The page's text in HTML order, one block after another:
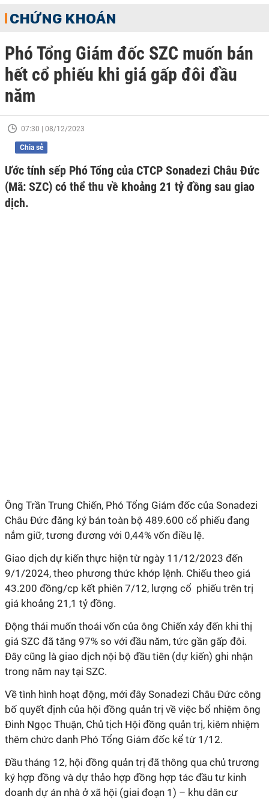
CHỨNG KHOÁN
Phó Tổng Giám đốc SZC muốn bán
hết cổ phiếu khi giá gấp đôi đầu
năm
07:30 | 08/12/2023
Chia sẻ
Ước tính sếp Phó Tổng của CTCP Sonadezi Châu Đức
(Mã: SZC) có thể thu về khoảng 21 tỷ đồng sau giao
dịch.
Ông Trần Trung Chiến, Phó Tổng Giám đốc của Sonadezi
Châu Đức đăng ký bán toàn bộ 489.600 cổ phiếu đang
nắm giữ, tương đương với 0,44% vốn điều lệ.
Giao dịch dự kiến thực hiện từ ngày 11/12/2023 đến
9/1/2024, theo phương thức khớp lệnh. Chiếu theo giá
43.200 đồng/cp kết phiên 7/12, lượng cổ phiếu trên trị
giá khoảng 21,1 tỷ đồng.
Động thái muốn thoái vốn của ông Chiến xảy đến khi thị
giá SZC đã tăng 97% so với đầu năm, tức gần gấp đôi.
Đây cũng là giao dịch nội bộ đầu tiên (dự kiến) ghi nhận
trong năm nay tại SZC.
Về tình hình hoạt động, mới đây Sonadezi Châu Đức công
bố quyết định của hội đồng quản trị về việc bổ nhiệm ông
Đinh Ngọc Thuận, Chủ tịch Hội đồng quản trị, kiêm nhiệm
thêm chức danh Phó Tổng Giám đốc kể từ 1/12.
Đầu tháng 12, hội đồng quản trị đã thông qua chủ trương
ký hợp đồng và dự thảo hợp đồng hợp tác đầu tư kinh
doanh dự án nhà ở xã hội (giai đoạn 1) – khu dân cư